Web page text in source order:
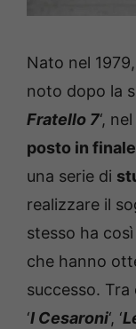
Nato nel
noto dopo la
Fratello 7‘,
posto in finale
una serie di
realizzare il
stesso ha
che hanno
successo.
‘I Cesaroni‘, ‘